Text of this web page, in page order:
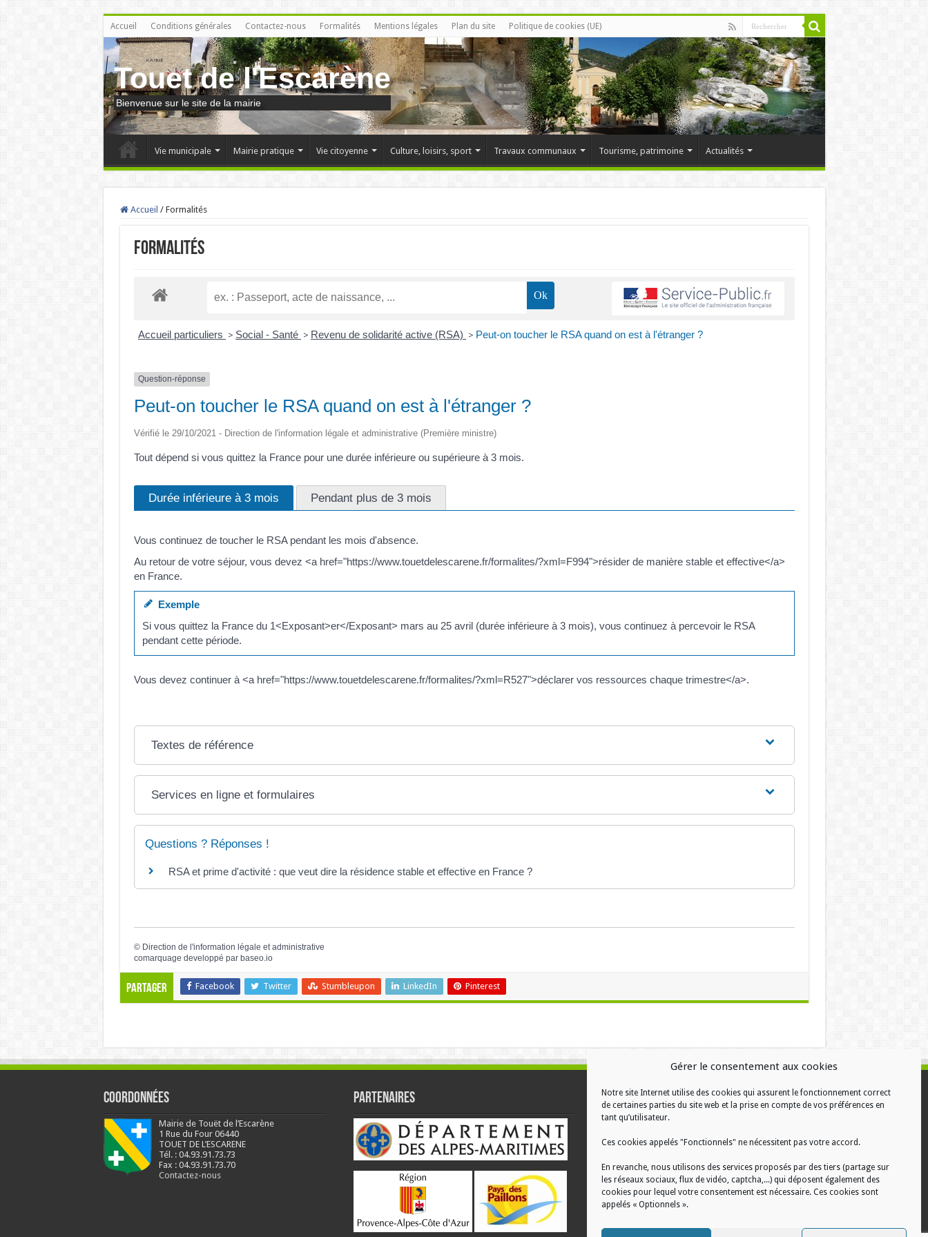
Gérer le consentement aux cookies
Notre site Internet utilise des cookies qui assurent le fonctionnement correct
de certaines parties du site web et la prise en compte de vos préférences en
tant qu’utilisateur.
Ces cookies appelés "Fonctionnels" ne nécessitent pas votre accord.
En revanche, nous utilisons des services proposés par des tiers (partage sur
les réseaux sociaux, flux de vidéo, captcha,...) qui déposent également des
cookies pour lequel votre consentement est nécessaire. Ces cookies sont
appelés « Optionnels ».
Accueil Conditions générales Contactez-nous Formalités Mentions légales Plan du site Politique de cookies (UE)
Touet de l'Escarène
Bienvenue sur le site de la mairie
Vie municipale Mairie pratique Vie citoyenne Culture, loisirs, sport Travaux communaux Tourisme, patrimoine Actualités
Accueil / Formalités
Formalités
Accueil particuliers > Social - Santé > Revenu de solidarité active (RSA) > Peut-on toucher le RSA quand on est à l'étranger ?
Question-réponse
Peut-on toucher le RSA quand on est à l'étranger ?
Vérifié le 29/10/2021 - Direction de l'information légale et administrative (Première ministre)
Tout dépend si vous quittez la France pour une durée inférieure ou supérieure à 3 mois.
Durée inférieure à 3 mois Pendant plus de 3 mois
Vous continuez de toucher le RSA pendant les mois d'absence.
Au retour de votre séjour, vous devez <a href="https://www.touetdelescarene.fr/formalites/?xml=F994">résider de manière stable et effective</a>
en France.
Exemple
Si vous quittez la France du 1<Exposant>er</Exposant> mars au 25 avril (durée inférieure à 3 mois), vous continuez à percevoir le RSA
pendant cette période.
Vous devez continuer à <a href="https://www.touetdelescarene.fr/formalites/?xml=R527">déclarer vos ressources chaque trimestre</a>.
Textes de référence
Services en ligne et formulaires
Questions ? Réponses !
RSA et prime d'activité : que veut dire la résidence stable et effective en France ?
© Direction de l'information légale et administrative
comarquage developpé par baseo.io
Partager Facebook Twitter Stumbleupon LinkedIn Pinterest
Coordonnées
Mairie de Touët de l’Escarène
1 Rue du Four 06440
TOUET DE L’ESCARENE
Tél. : 04.93.91.73.73
Fax : 04.93.91.73.70
Contactez-nous
Partenaires RÉALISATION